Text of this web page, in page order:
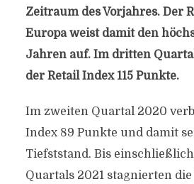
Zeitraum des Vorjahres. Der
Europa weist damit den
Jahren auf. Im dritten
der Retail Index 115 Punkte.
Im zweiten Quartal 2020
Index 89 Punkte und damit
Tiefststand. Bis
Quartals 2021 stagnierten